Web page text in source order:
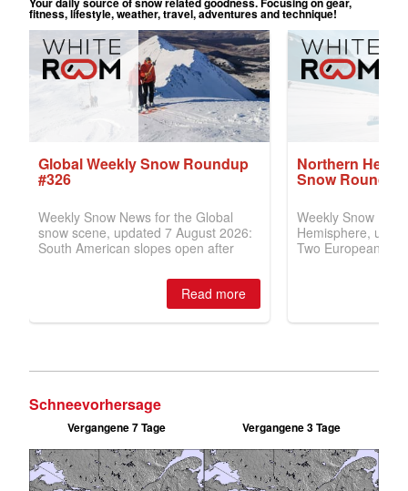
Schneevorhersage
Vergangene 7 Tage Vergangene 3 Tage